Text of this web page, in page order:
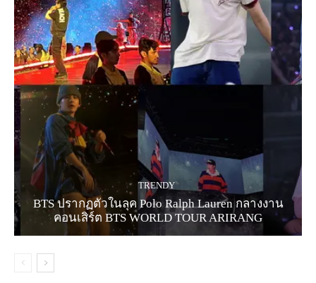
TRENDY
BTS ปรากฏตัวในลุค Polo Ralph Lauren กลางงาน
คอนเสิร์ต BTS WORLD TOUR ARIRANG